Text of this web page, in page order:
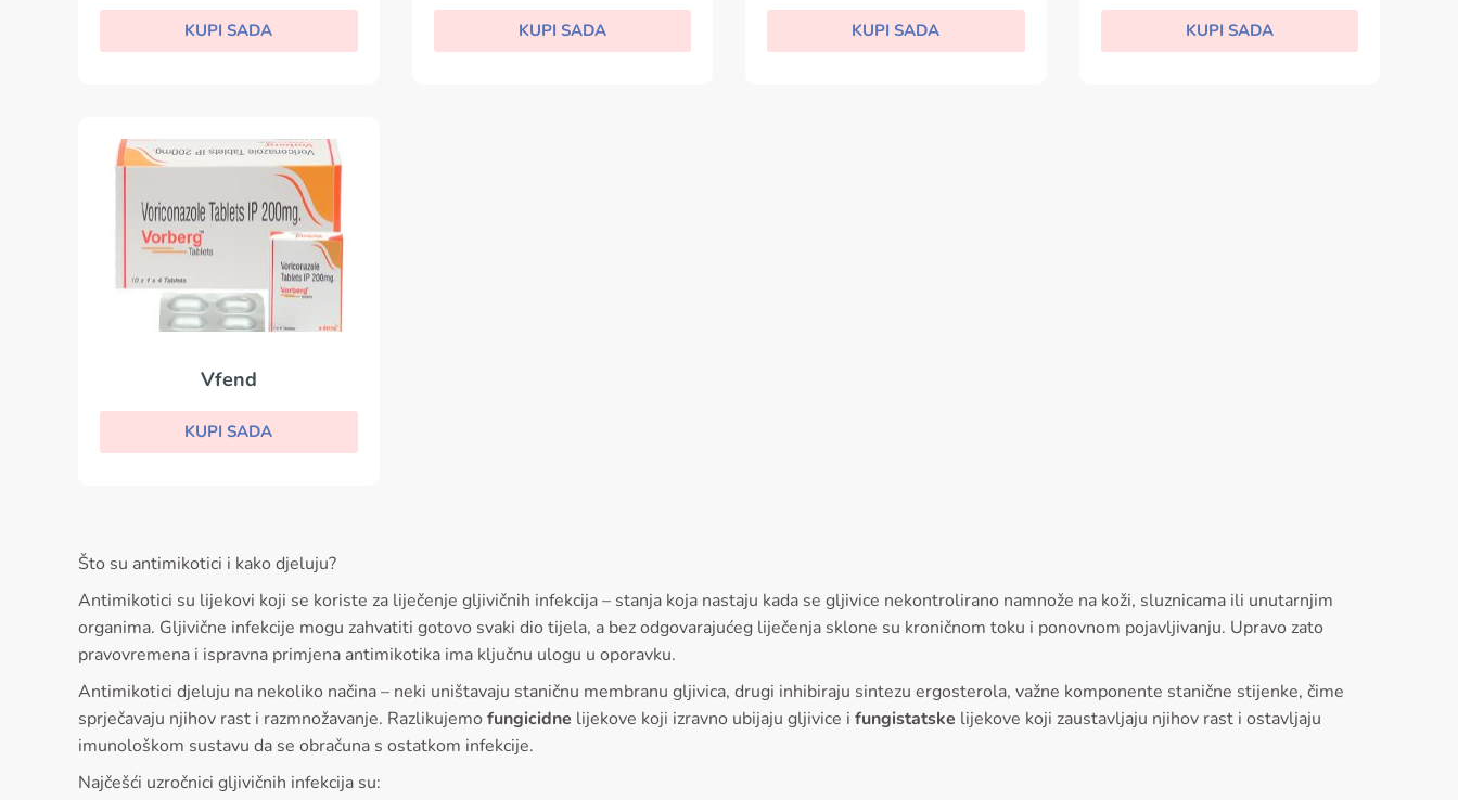
KUPI SADA KUPI SADA KUPI SADA KUPI SADA
Vfend
KUPI SADA
Što su antimikotici i kako djeluju?
Antimikotici su lijekovi koji se koriste za liječenje gljivičnih infekcija – stanja koja nastaju kada se gljivice nekontrolirano namnože na koži, sluznicama ili unutarnjim
organima. Gljivične infekcije mogu zahvatiti gotovo svaki dio tijela, a bez odgovarajućeg liječenja sklone su kroničnom toku i ponovnom pojavljivanju. Upravo zato
pravovremena i ispravna primjena antimikotika ima ključnu ulogu u oporavku.
Antimikotici djeluju na nekoliko načina – neki uništavaju staničnu membranu gljivica, drugi inhibiraju sintezu ergosterola, važne komponente stanične stijenke, čime
sprječavaju njihov rast i razmnožavanje. Razlikujemo fungicidne lijekove koji izravno ubijaju gljivice i fungistatske lijekove koji zaustavljaju njihov rast i ostavljaju
imunološkom sustavu da se obračuna s ostatkom infekcije.
Najčešći uzročnici gljivičnih infekcija su: